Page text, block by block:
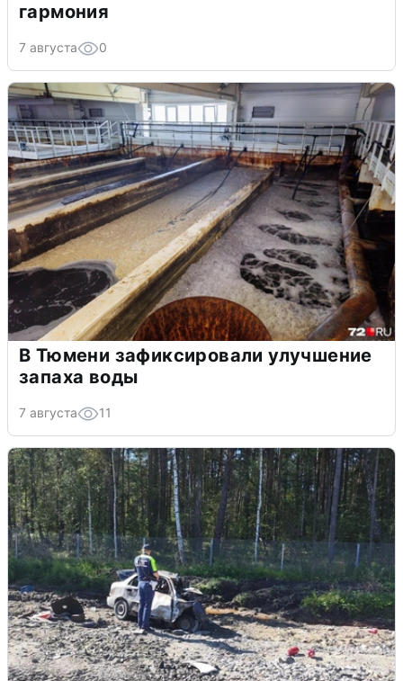
гармония
7 августа 0
В Тюмени зафиксировали улучшение
запаха воды
7 августа 11